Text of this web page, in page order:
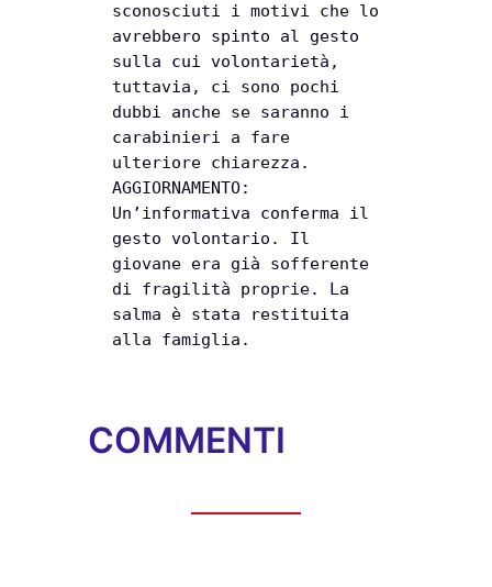
sconosciuti i motivi che lo
avrebbero spinto al gesto
sulla cui volontarietà,
tuttavia, ci sono pochi
dubbi anche se saranno i
carabinieri a fare
ulteriore chiarezza.
AGGIORNAMENTO:
Un’informativa conferma il
gesto volontario. Il
giovane era già sofferente
di fragilità proprie. La
salma è stata restituita
alla famiglia.
COMMENTI